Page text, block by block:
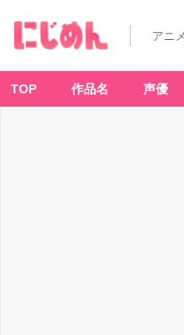
ゲ
の
鬼
太
アニ
TOP 作品名 声優